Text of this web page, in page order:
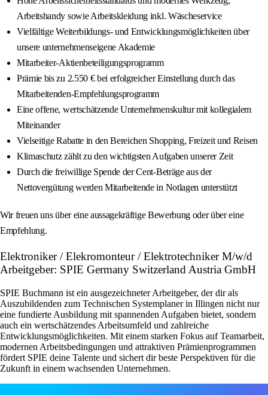
Arbeitshandy sowie Arbeitskleidung inkl. Wäscheservice
Vielfältige Weiterbildungs- und Entwicklungsmöglichkeiten über
unsere unternehmenseigene Akademie
Mitarbeiter-Aktienbeteiligungsprogramm
Prämie bis zu 2.550 € bei erfolgreicher Einstellung durch das
Mitarbeitenden-Empfehlungsprogramm
Eine offene, wertschätzende Unternehmenskultur mit kollegialem
Miteinander
Vielseitige Rabatte in den Bereichen Shopping, Freizeit und Reisen
Klimaschutz zählt zu den wichtigsten Aufgaben unserer Zeit
Durch die freiwillige Spende der Cent-Beträge aus der
Nettovergütung werden Mitarbeitende in Notlagen unterstützt
Wir freuen uns über eine aussagekräftige Bewerbung oder über eine
Empfehlung.
Elektroniker / Elekromonteur / Elektrotechniker M/w/d
Arbeitgeber: SPIE Germany Switzerland Austria GmbH
SPIE Buchmann ist ein ausgezeichneter Arbeitgeber, der dir als
Auszubildenden zum Technischen Systemplaner in Illingen nicht nur
eine fundierte Ausbildung mit spannenden Aufgaben bietet, sondern
auch ein wertschätzendes Arbeitsumfeld und zahlreiche
Entwicklungsmöglichkeiten. Mit einem starken Fokus auf Teamarbeit,
modernen Arbeitsbedingungen und attraktiven Prämienprogrammen
fördert SPIE deine Talente und sichert dir beste Perspektiven für die
Zukunft in einem wachsenden Unternehmen.